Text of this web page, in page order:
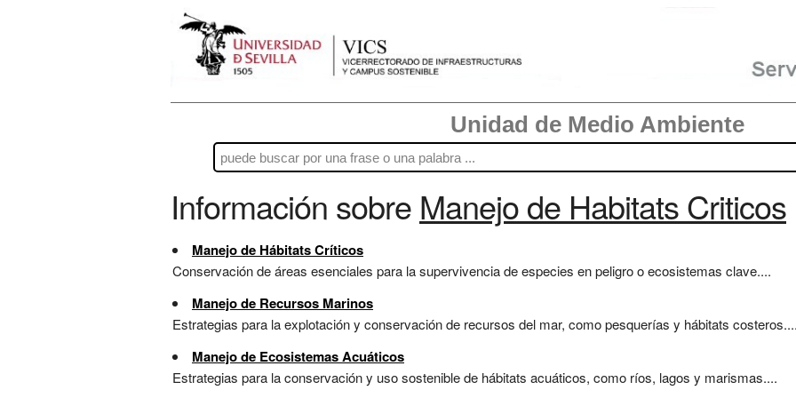
Unidad de Medio Ambiente
Información sobre Manejo de Habitats Criticos
Manejo de Hábitats Críticos
Conservación de áreas esenciales para la supervivencia de especies en peligro o ecosistemas clave....
Manejo de Recursos Marinos
Estrategias para la explotación y conservación de recursos del mar, como pesquerías y hábitats
Manejo de Ecosistemas Acuáticos
Estrategias para la conservación y uso sostenible de hábitats acuáticos, como ríos, lagos y marismas....